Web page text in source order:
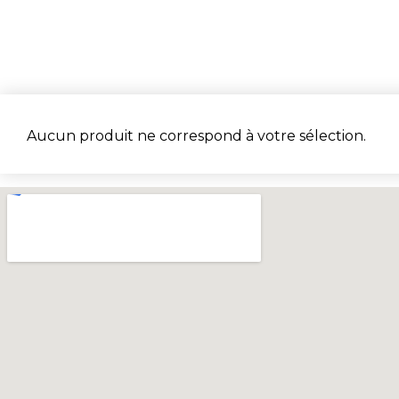
Aucun produit ne correspond à votre sélection.